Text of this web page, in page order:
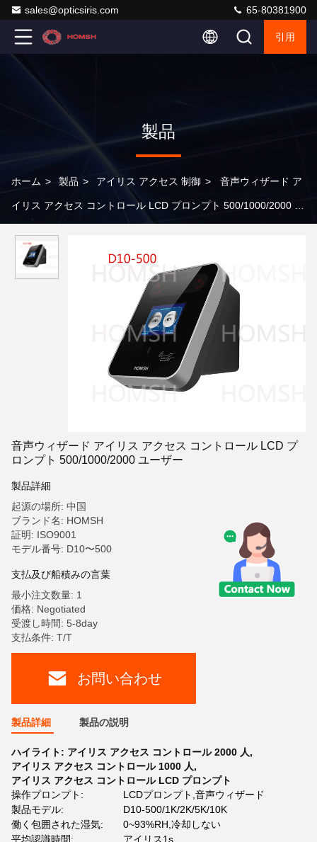
sales@opticsiris.com 65-80381900
引用
製品
ホーム > 製品 > アイリス アクセス 制御 > 音声ウィザード ア
イリス アクセス コントロール LCD プロンプト 500/1000/2000 ユ
音声ウィザード アイリス アクセス コントロール LCD プ
ロンプト 500/1000/2000 ユーザー
製品詳細
起源の場所: 中国
ブランド名: HOMSH
証明: ISO9001
モデル番号: D10〜500
支払及び船積みの言葉
最小注文数量: 1
価格: Negotiated
受渡し時間: 5-8day
支払条件: T/T
お問い合わせ
製品詳細 製品の説明
ハイライト: アイリス アクセス コントロール 2000 人,
アイリス アクセス コントロール 1000 人,
アイリス アクセス コントロール LCD プロンプト
操作プロンプト:
LCDプロンプト,音声ウィザード
製品モデル:
D10-500/1K/2K/5K/10K
働く包囲された湿気:
0~93%RH,冷却しない
平均認識時間:
アイリス1s